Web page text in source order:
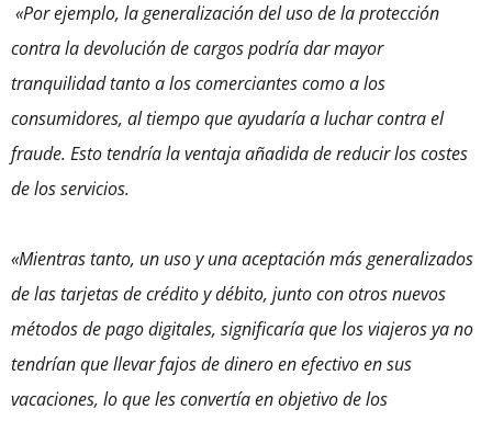
«Por ejemplo, la generalización del uso de la protección
contra la devolución de cargos podría dar mayor
tranquilidad tanto a los comerciantes como a los
consumidores, al tiempo que ayudaría a luchar contra el
fraude. Esto tendría la ventaja añadida de reducir los costes
de los servicios.
«Mientras tanto, un uso y una aceptación más generalizados
de las tarjetas de crédito y débito, junto con otros nuevos
métodos de pago digitales, significaría que los viajeros ya no
tendrían que llevar fajos de dinero en efectivo en sus
vacaciones, lo que les convertía en objetivo de los